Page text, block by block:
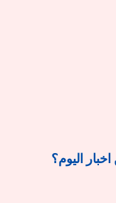
اليوم؟